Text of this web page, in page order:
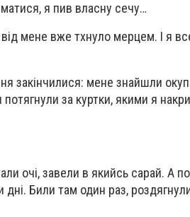
я пив власну сечу…
від мене вже тхнуло мерцем. І я
закінчилися: мене знайшли
за куртки, якими я
очі, завели в якийсь сарай. А
Били там один раз,